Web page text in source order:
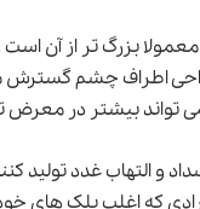
بزرگ تر از آن
چشم گسترش می
بیشتر در معرض
و التهاب غدد تولید
که اغلب پلک های